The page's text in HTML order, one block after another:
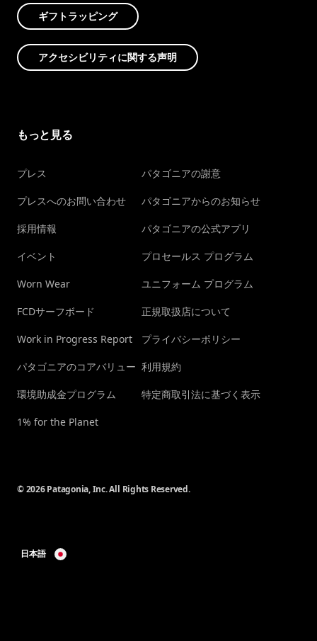
ギフトラッピング
アクセシビリティに関する声明
もっと見る
プレス
プレスへのお問い合わせ
採用情報
イベント
Worn Wear
FCDサーフボード
Work in Progress Report
パタゴニアのコアバリュー
環境助成金プログラム
1% for the Planet
パタゴニアの謝意
パタゴニアからのお知らせ
パタゴニアの公式アプリ
プロセールス プログラム
ユニフォーム プログラム
正規取扱店について
プライバシーポリシー
利用規約
特定商取引法に基づく表示
© 2026 Patagonia, Inc. All Rights Reserved.
日本語